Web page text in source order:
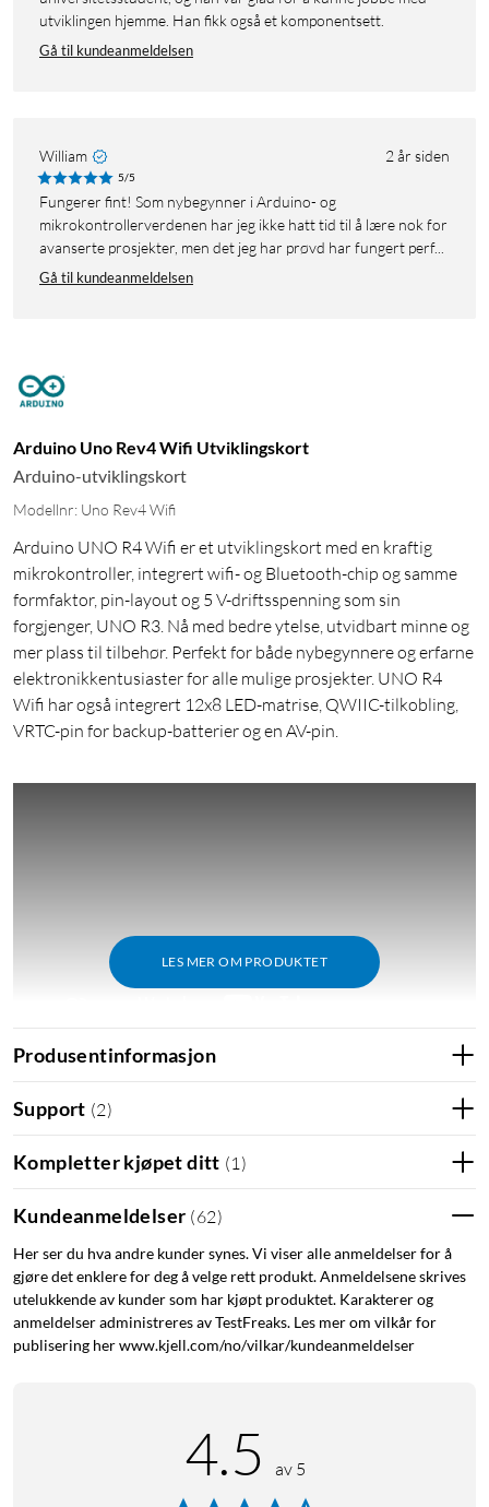
utviklingen hjemme. Han fikk også et komponentsett.
Gå til kundeanmeldelsen
William 2 år siden
5/5
Fungerer fint! Som nybegynner i Arduino- og
mikrokontrollerverdenen har jeg ikke hatt tid til å lære nok for
avanserte prosjekter, men det jeg har prøvd har fungert perf...
Gå til kundeanmeldelsen
Arduino Uno Rev4 Wifi Utviklingskort
Arduino-utviklingskort
Modellnr: Uno Rev4 Wifi
Arduino UNO R4 Wifi er et utviklingskort med en kraftig
mikrokontroller, integrert wifi- og Bluetooth-chip og samme
formfaktor, pin-layout og 5 V-driftsspenning som sin
forgjenger, UNO R3. Nå med bedre ytelse, utvidbart minne og
mer plass til tilbehør. Perfekt for både nybegynnere og erfarne
elektronikkentusiaster for alle mulige prosjekter. UNO R4
Wifi har også integrert 12x8 LED-matrise, QWIIC-tilkobling,
VRTC-pin for backup-batterier og en AV-pin.
LES MER OM PRODUKTET
Funksjoner
Bakoverkompatibel med shield-kort for Arduino UNO
Støtte for opptil 24 V strømtilførsel med innebygd
beskyttelse mot kortslutning og overspenning
Introduserer nyheter som 12-biters DAC, CAN-
BUSS,OP AMP, 12x8 LED-matrise, QWIIC-tilkobling,
VRTC-pin for backup-batterier og en AV-pin
Produsentinformasjon
Support (2)
Kompletter kjøpet ditt (1 )
Kundeanmeldelser (62)
Her ser du hva andre kunder synes. Vi viser alle anmeldelser for å
gjøre det enklere for deg å velge rett produkt. Anmeldelsene skrives
utelukkende av kunder som har kjøpt produktet. Karakterer og
anmeldelser administreres av TestFreaks. Les mer om vilkår for
publisering her www.kjell.com/no/vilkar/kundeanmeldelser
4.5 av 5